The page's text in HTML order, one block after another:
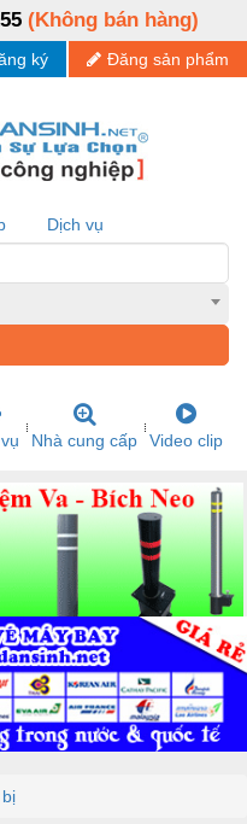
(Không bán hàng)
Đăng sản phẩm
ký
Dịch vụ
Nhà cung cấp Video clip